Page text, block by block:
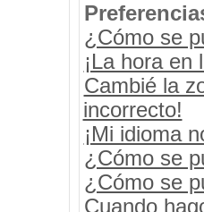
¿Cómo se
¡La hora
Cambié la
incorrecto!
¡Mi idioma
¿Cómo se
¿Cómo se
Cuando